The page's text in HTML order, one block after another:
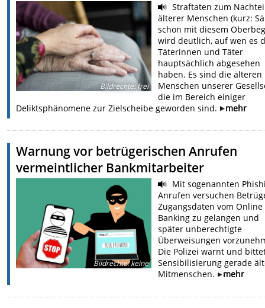
Bildrechte:frei
Straftaten zum
älterer Menschen (kurz:
schon mit diesem
wird deutlich, auf wen es
Täterinnen und Täter
hauptsächlich abgesehen
haben. Es sind die älteren
Menschen unserer
die im Bereich einiger
Deliktsphänomene zur Zielscheibe geworden sind.
mehr
Warnung vor betrügerischen Anrufen
vermeintlicher Bankmitarbeiter
Bildrechte:keine
Mit sogenannten
Anrufen versuchen
Zugangsdaten vom Online
Banking zu gelangen und
später unberechtigte
Überweisungen
Die Polizei warnt und
Sensibilisierung gerade
Mitmenschen.
mehr